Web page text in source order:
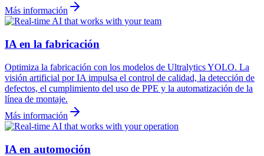
Más información
IA en la fabricación
Optimiza la fabricación con los modelos de Ultralytics YOLO. La
visión artificial por IA impulsa el control de calidad, la detección de
defectos, el cumplimiento del uso de PPE y la automatización de la
línea de montaje.
Más información
IA en automoción